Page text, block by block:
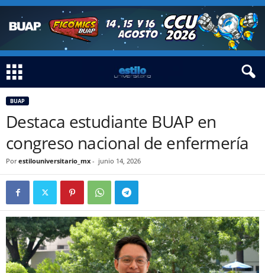
BUAP
Destaca estudiante BUAP en
congreso nacional de enfermería
Por estilouniversitario_mx - junio 14, 2026